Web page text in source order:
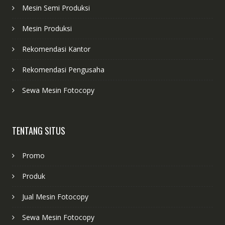
Mesin Semi Produksi
Mesin Produksi
Rekomendasi Kantor
Rekomendasi Pengusaha
Sewa Mesin Fotocopy
TENTANG SITUS
Promo
Produk
Jual Mesin Fotocopy
Sewa Mesin Fotocopy